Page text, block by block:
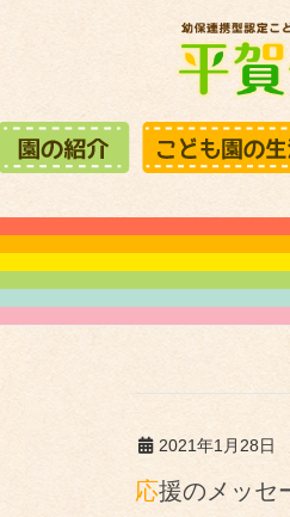
2021年1月28日
応援のメッ